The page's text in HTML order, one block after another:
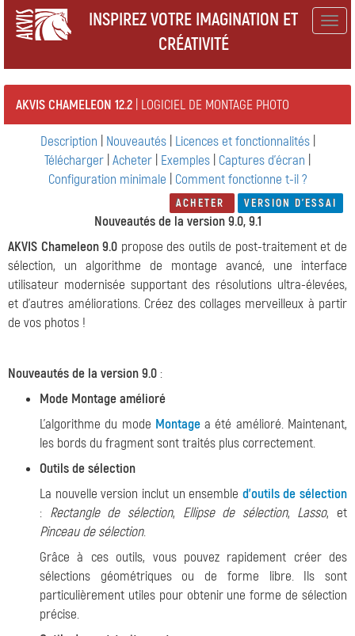
INSPIREZ VOTRE IMAGINATION ET
CRÉATIVITÉ
AKVIS CHAMELEON 12.2 | LOGICIEL DE MONTAGE PHOTO
Description Nouveautés Licences et fonctionnalités|
Télécharger Acheter Exemples Captures d'écran
Configuration minimale
Comment fonctionne t-il ?
ACHETER VERSION D'ESSAI
Nouveautés de la version 9.0, 9.1
AKVIS Chameleon 9.0 propose des outils de post-traitement et de
sélection, un algorithme de montage avancé, une interface
utilisateur modernisée supportant des résolutions ultra-élevées,
et d'autres améliorations. Créez des collages merveilleux à partir
de vos photos !
Nouveautés de la version 9.0:
Mode Montage amélioré
L'algorithme du mode Montagea été amélioré. Maintenant,
les bords du fragment sont traités plus correctement.
Outils de sélection
La nouvelle version inclut un ensemble d'outils de sélection
: Rectangle de sélection, Ellipse de sélection, Lasso, et
Pinceau de sélection.
Grâce à ces outils, vous pouvez rapidement créer des
sélections géométriques ou de forme libre. Ils sont
particulièrement utiles pour obtenir une forme de sélection
précise.